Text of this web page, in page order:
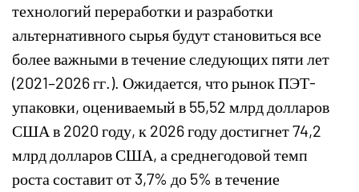
технологий переработки и разработки
альтернативного сырья будут становиться все
более важными в течение следующих пяти лет
(2021–2026 гг.). Ожидается, что рынок ПЭТ-
упаковки, оцениваемый в 55,52 млрд долларов
США в 2020 году, к 2026 году достигнет 74,2
млрд долларов США, а среднегодовой темп
роста составит от 3,7% до 5% в течение